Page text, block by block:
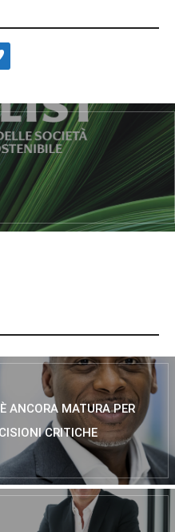
ANCORA MATURA PER
CRITICHE